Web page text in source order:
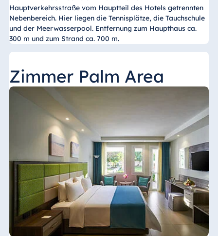
Hauptverkehrsstraße vom Hauptteil des Hotels getrennten
Nebenbereich. Hier liegen die Tennisplätze, die Tauchschule
und der Meerwasserpool. Entfernung zum Haupthaus ca.
300 m und zum Strand ca. 700 m.
Zimmer Palm Area